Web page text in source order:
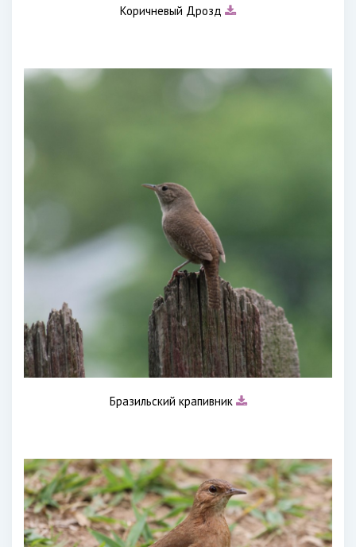
Коричневый Дрозд
Бразильский крапивник